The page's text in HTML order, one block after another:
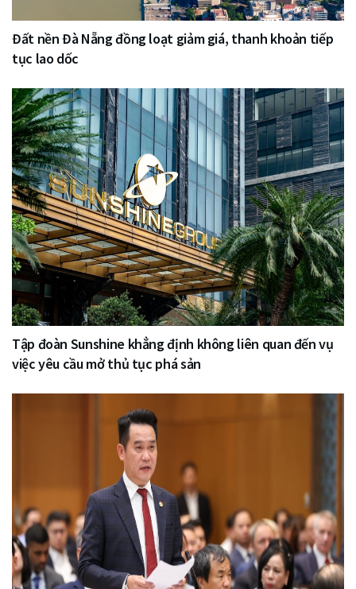
Đất nền Đà Nẵng đồng loạt giảm giá, thanh khoản tiếp
tục lao dốc
Tập đoàn Sunshine khẳng định không liên quan đến vụ
việc yêu cầu mở thủ tục phá sản